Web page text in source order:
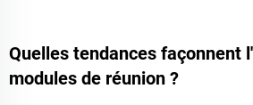
Quelles tendances façonnent
modules de réunion ?